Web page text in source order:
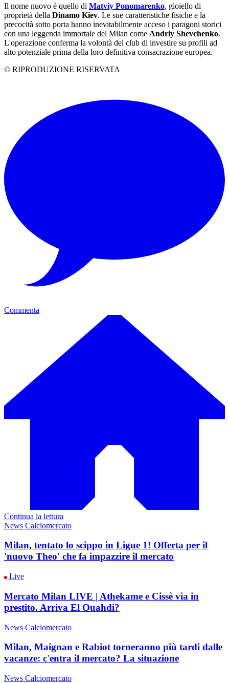
Il nome nuovo è quello di Matviy Ponomarenko, gioiello di
proprietà della Dinamo Kiev. Le sue caratteristiche fisiche e la
precocità sotto porta hanno inevitabilmente acceso i paragoni storici
con una leggenda immortale del Milan come Andriy Shevchenko.
L'operazione conferma la volontà del club di investire su profili ad
alto potenziale prima della loro definitiva consacrazione europea.
© RIPRODUZIONE RISERVATA
Commenta
Continua la lettura
News Calciomercato
Milan, tentato lo scippo in Ligue 1! Offerta per il
'nuovo Theo' che fa impazzire il mercato
Live
Mercato Milan LIVE | Athekame e Cissè via in
prestito. Arriva El Ouahdi?
News Calciomercato
Milan, Maignan e Rabiot torneranno più tardi dalle
vacanze: c'entra il mercato? La situazione
News Calciomercato